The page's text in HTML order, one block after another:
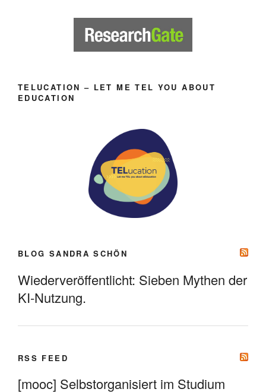
TELUCATION – LET ME TEL YOU ABOUT
EDUCATION
BLOG SANDRA SCHÖN
Wiederveröffentlicht: Sieben Mythen der
KI-Nutzung.
RSS FEED
[mooc] Selbstorganisiert im Studium